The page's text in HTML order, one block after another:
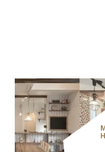
ナチュラル
カントリー